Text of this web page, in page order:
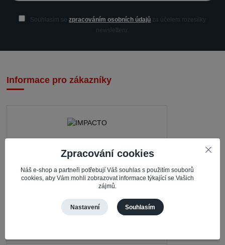
Souhlasím sezpracováním osobních údajů za účelem rozesílky
newsletteru.
Informace pro zákazníky
IMPACTO – Ingrid Kaczorová
Nerudova 468
735 81 Bohumín – Nový Bohumín
Zpracování cookies
Náš e-shop a partneři potřebují Váš souhlas s použitím souborů
cookies, aby Vám mohli zobrazovat informace týkající se Vašich
zájmů.
Nastavení Souhlasím